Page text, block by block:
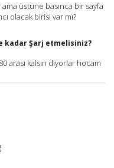
üstüne basınca bir sayfa
olacak birisi var mı?
kadar Şarj etmelisiniz?
arası kalsın diyorlar hocam